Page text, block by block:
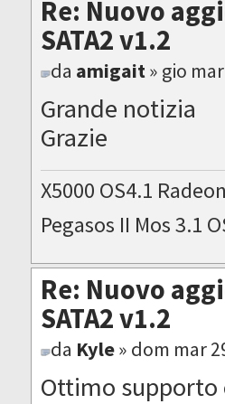
Re: Nuovo
SATA2 v1.2
da amigait» gio
Grande notizia
Grazie
X5000 OS4.1
Pegasos II Mos 3.1
Re: Nuovo
SATA2 v1.2
da Kyle» dom mar
Ottimo supporto